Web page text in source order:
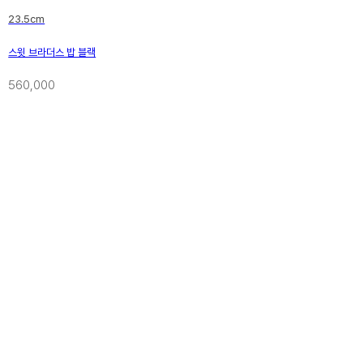
23.5cm
스윗 브라더스 밥 블랙
560,000